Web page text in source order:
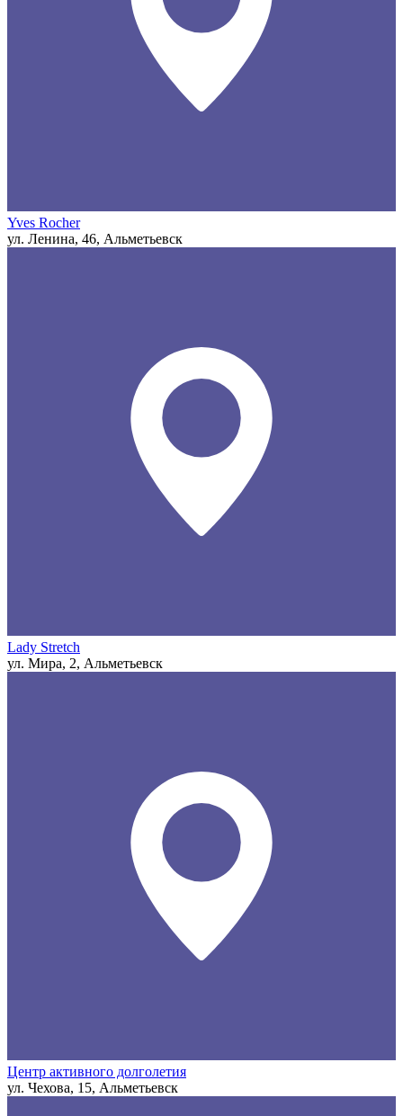
Yves Rocher
ул. Ленина, 46, Альметьевск
Lady Stretch
ул. Мира, 2, Альметьевск
Центр активного долголетия
ул. Чехова, 15, Альметьевск